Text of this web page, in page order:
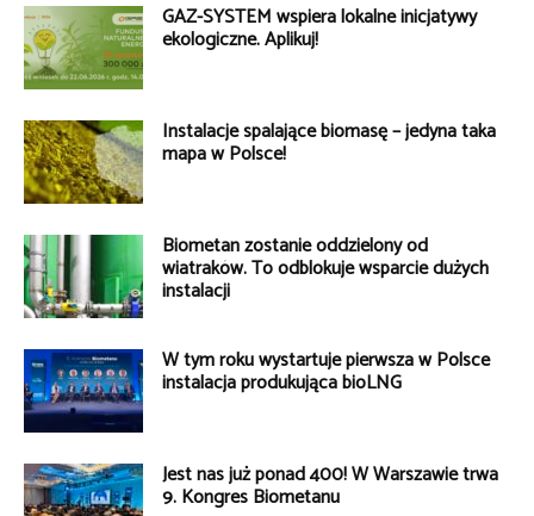
GAZ-SYSTEM wspiera lokalne inicjatywy
ekologiczne. Aplikuj!
Instalacje spalające biomasę – jedyna taka
mapa w Polsce!
Biometan zostanie oddzielony od
wiatraków. To odblokuje wsparcie dużych
instalacji
W tym roku wystartuje pierwsza w Polsce
instalacja produkująca bioLNG
Jest nas już ponad 400! W Warszawie trwa
9. Kongres Biometanu